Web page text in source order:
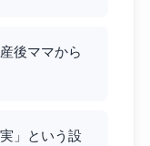
後ママから
」という設